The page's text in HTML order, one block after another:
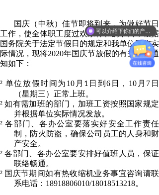
国庆 （中秋）佳节即将到来，为做好节日
工作，使全体职工度过欢乐祥和的节日，根据
国务院关于法定节假日的规定和我单位工作实
际情况，现将2020年国庆节放假的有关事项通
知如下：
² 单位放假时间为 10 月 1 日到6 日， 10 月 7 日
（星期三） 正常上班。
²如有需加班的部门，加班工资按照国家规定
并根据单位实际情况发放。
²各部门、各办公室要落实好安全工作责任
制，防火防盗，确保公司员工的人身和财
产安全。
²各部门、各办公室要安排好值班人员，保证
联络畅通 。
² 国庆节期间如有热收缩机业务事宜咨询请联
系电话： 18918806010/18018513218。
可以介绍下你们的产品么？